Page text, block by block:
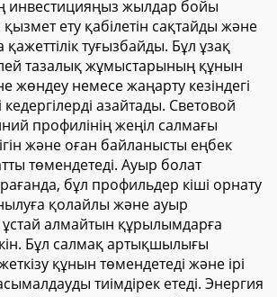
инвестицияңыз жылдар бойы
ету қабілетін сақтайды және
туғызбайды. Бұл ұзақ
тазалық жұмыстарының құнын
жөндеу немесе жаңарту кезіндегі
кедергілерді азайтады. Световой
профилінің жеңіл салмағы
және оған байланысты еңбек
төмендетеді. Ауыр болат
бұл профильдер кіші орнату
қолайлы және ауыр
алмайтын құрылымдарға
Бұл салмақ артықшылығы
құнын төмендетеді және ірі
тиімдірек етеді. Энергия